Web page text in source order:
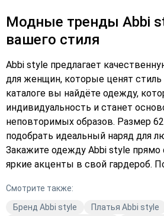
Модные тренды Abbi
вашего стиля
Abbi style предлагает
для женщин, которые ценят
каталоге вы найдёте одежду,
индивидуальность и станет
неповторимых образов. Размер
подобрать идеальный наряд для
Закажите одежду Abbi style прямо
яркие акценты в свой гардероб.
вашим предпочтениям и стилю
каталоге Abbi style и оформите
Смотрите также:
Бренд Abbi style
Платья Abbi style